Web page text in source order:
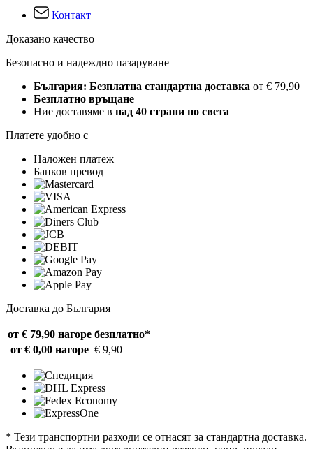
Контакт
Доказано качество
Безопасно и надеждно пазаруване
България: Безплатна стандартна доставка от € 79,90
Безплатно връщане
Ние доставяме в над 40 страни по света
Платете удобно с
Наложен платеж
Банков превод
Доставка до България
от € 79,90 нагоре безплатно*
от € 0,00 нагоре € 9,90
* Тези транспортни разходи се отнасят за стандартна доставка.